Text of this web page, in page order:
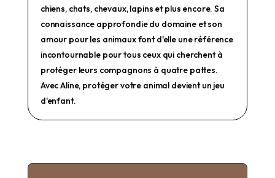
chiens, chats, chevaux, lapins et plus encore. Sa
connaissance approfondie du domaine et son
amour pour les animaux font d'elle une référence
incontournable pour tous ceux qui cherchent à
protéger leurs compagnons à quatre pattes.
Avec Aline, protéger votre animal devient un jeu
d'enfant.